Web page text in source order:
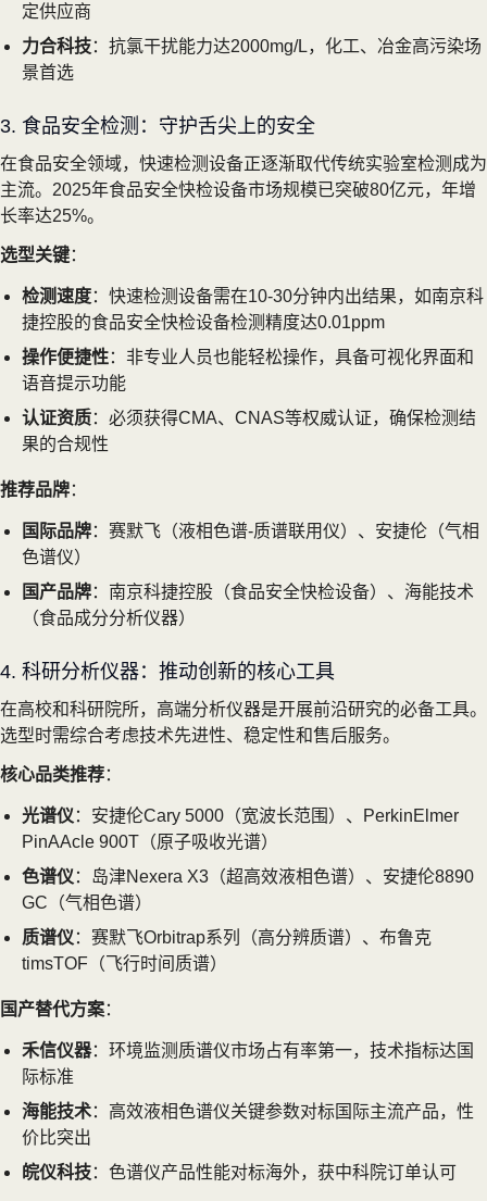
定供应商
力合科技：抗氯干扰能力达2000mg/L，化工、冶金高污染场
景首选
3. 食品安全检测：守护舌尖上的安全
在食品安全领域，快速检测设备正逐渐取代传统实验室检测成为
主流。2025年食品安全快检设备市场规模已突破80亿元，年增
长率达25%。
选型关键：
检测速度：快速检测设备需在10-30分钟内出结果，如南京科
捷控股的食品安全快检设备检测精度达0.01ppm
操作便捷性：非专业人员也能轻松操作，具备可视化界面和
语音提示功能
认证资质：必须获得CMA、CNAS等权威认证，确保检测结
果的合规性
推荐品牌：
国际品牌：赛默飞（液相色谱-质谱联用仪）、安捷伦（气相
色谱仪）
国产品牌：南京科捷控股（食品安全快检设备）、海能技术
（食品成分分析仪器）
4. 科研分析仪器：推动创新的核心工具
在高校和科研院所，高端分析仪器是开展前沿研究的必备工具。
选型时需综合考虑技术先进性、稳定性和售后服务。
核心品类推荐：
光谱仪 ：安捷伦Cary 5000（宽波长范围）、PerkinElmer
PinAAcle 900T（原子吸收光谱）
色谱仪 ：岛津Nexera X3（超高效液相色谱）、安捷伦8890
GC（气相色谱）
质谱仪 ：赛默飞Orbitrap系列（高分辨质谱）、布鲁克
timsTOF（飞行时间质谱）
国产替代方案：
禾信仪器：环境监测质谱仪市场占有率第一，技术指标达国
际标准
海能技术：高效液相色谱仪关键参数对标国际主流产品，性
价比突出
皖仪科技：色谱仪产品性能对标海外，获中科院订单认可